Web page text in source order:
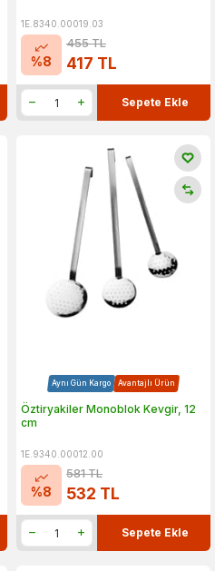
1E.8340.00019.03
%8
455TL
417 TL
Sepete Ekle
Aynı Gün Kargo Avantajlı Ürün
Öztiryakiler Monoblok Kevgir, 12
cm
1E.9340.00012.00
%8
581TL
532 TL
Sepete Ekle